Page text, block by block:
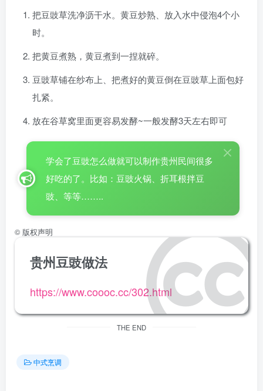
把豆豉草洗净沥干水。黄豆炒熟、放入水中侵泡4个小
时。
把黄豆煮熟，黄豆煮到一捏就碎。
豆豉草铺在纱布上、把煮好的黄豆倒在豆豉草上面包好
扎紧。
放在谷草窝里面更容易发酵~一般发酵3天左右即可
学会了豆豉怎么做就可以制作贵州民间很多
好吃的了。比如：豆豉火锅、折耳根拌豆
豉、等等……..
© 版权声明
贵州豆豉做法
https://www.coooc.cc/302.html
THE END
中式烹调